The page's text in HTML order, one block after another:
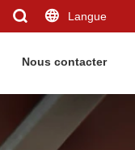
Langue
Nous contacter